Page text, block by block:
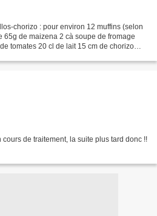
chorizo : pour environ 12 muffins (selon
65g de maizena 2 cà soupe de fromage
tomates 20 cl de lait 15 cm de chorizo
de traitement, la suite plus tard donc !!